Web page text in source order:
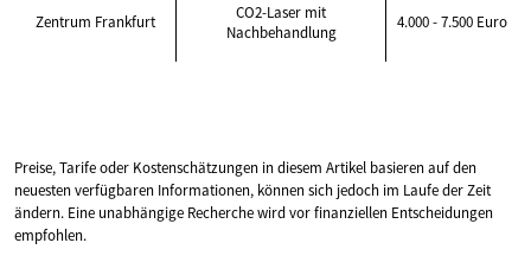
Zentrum Frankfurt
CO2-Laser mit
Nachbehandlung
4.000 - 7.500 Euro
Preise, Tarife oder Kostenschätzungen in diesem Artikel basieren auf den
neuesten verfügbaren Informationen, können sich jedoch im Laufe der Zeit
ändern. Eine unabhängige Recherche wird vor finanziellen Entscheidungen
empfohlen.